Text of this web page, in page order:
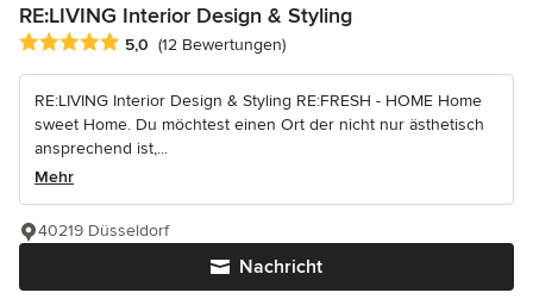
RE:LIVING Interior Design & Styling
Durchschnittliche Bewertung: 5 von 5 Sternen
5,0 (12 Bewertungen)
RE:LIVING Interior Design & Styling RE:FRESH - HOME Home
sweet Home. Du möchtest einen Ort der nicht nur ästhetisch
ansprechend ist,...
Mehr
Nachricht
40219 Düsseldorf